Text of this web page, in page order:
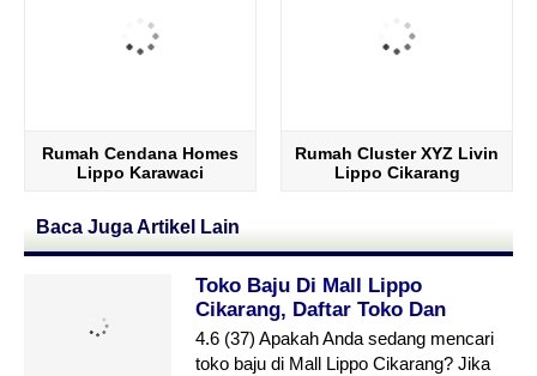
Rumah Cendana Homes
Lippo Karawaci
Rumah Cluster XYZ Livin
Lippo Cikarang
Baca Juga Artikel Lain
Toko Baju Di Mall Lippo
Cikarang, Daftar Toko Dan
Ulasannya
4.6 (37) Apakah Anda sedang mencari
toko baju di Mall Lippo Cikarang? Jika